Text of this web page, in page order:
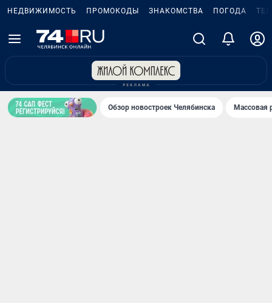
НЕДВИЖИМОСТЬ ПРОМОКОДЫ ЗНАКОМСТВА ПОГОДА
Обзор новостроек Челябинска Массовая